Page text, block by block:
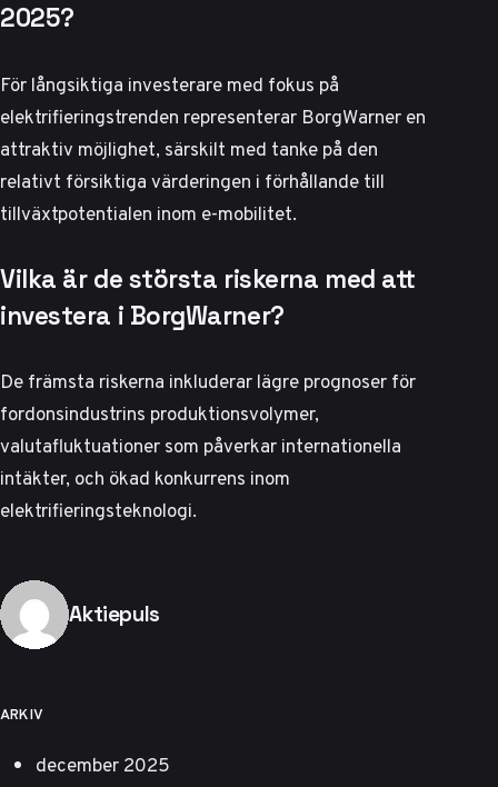
2025?
För långsiktiga investerare med fokus på
elektrifieringstrenden representerar BorgWarner en
attraktiv möjlighet, särskilt med tanke på den
relativt försiktiga värderingen i förhållande till
tillväxtpotentialen inom e-mobilitet.
Vilka är de största riskerna med att
investera i BorgWarner?
De främsta riskerna inkluderar lägre prognoser för
fordonsindustrins produktionsvolymer,
valutafluktuationer som påverkar internationella
intäkter, och ökad konkurrens inom
elektrifieringsteknologi.
Publicerad av
Aktiepuls
ARKIV
december 2025